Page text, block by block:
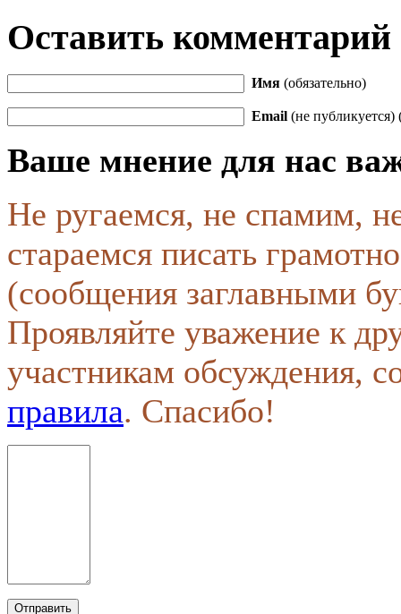
Оставить комментарий
Имя (обязательно)
Email (не публикуется)
Ваше мнение для нас
Не ругаемся, не спамим,
стараемся писать
(сообщения заглавными
Проявляйте уважение к
участникам обсуждения,
правила. Спасибо!